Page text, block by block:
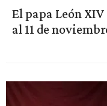
El papa León
al 11 de